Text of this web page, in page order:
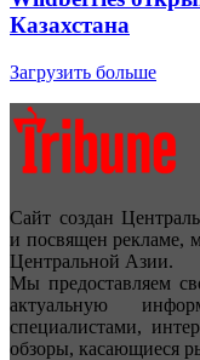
Казахстана
Загрузить больше
Сайт создан
и посвящен рекламе,
Центральной Азии.
Мы предоставляем
актуальную
специалистами,
обзоры, касающиеся